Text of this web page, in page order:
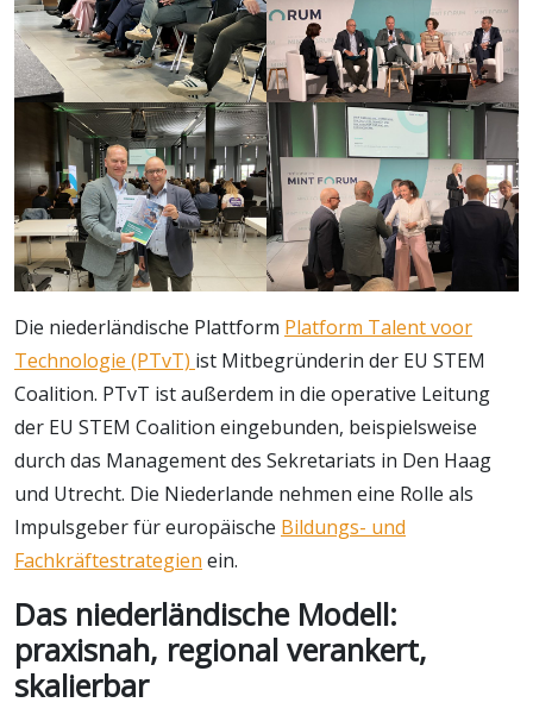
Die niederländische Plattform Platform Talent voor
Technologie (PTvT) ist Mitbegründerin der EU STEM
Coalition. PTvT ist außerdem in die operative Leitung
der EU STEM Coalition eingebunden, beispielsweise
durch das Management des Sekretariats in Den Haag
und Utrecht. Die Niederlande nehmen eine Rolle als
Impulsgeber für europäische Bildungs- und
Fachkräftestrategien ein.
Das niederländische Modell:
praxisnah, regional verankert,
skalierbar